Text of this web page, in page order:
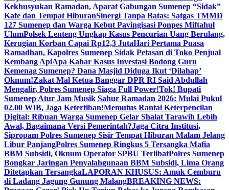
Kekhusyukan Ramadan, Aparat Gabungan Sumenep “Sidak”
Kafe dan Tempat HiburanSinergi Tanpa Batas: Satgas TMMD
127 Sumenep dan Warga Kebut Pavingisasi Ponpes Miftahul
UlumPolsek Lenteng Ungkap Kasus Pencurian Uang Berulang,
Kerugian Korban Capai Rp12,3 JutaHari Pertama Puasa
Ramadhan, Kapolres Sumenep Sidak Petasan di Toko Penjual
Kembang ApiApa Kabar Kasus Investasi Bodong Guru
Kemenag Sumenep? Dana Masjid Diduga Ikut ‘Dilahap’
Oknum!Zakat Mal Ketua Banggar DPR RI Said Abdullah
Mengalir, Polres Sumenep Siaga Full Power!Tok! Bupati
Sumenep Atur Jam Musik Sahur Ramadan 2026: Mulai Pukul
02.00 WIB, Jaga Ketertiban!Memutus Rantai Keterpencilan
Digital: Ribuan Warga Sumenep Gelar Shalat Tarawih Lebih
Awal, Bagaimana Versi Pemerintah?Jaga Citra Institusi,
Sipropam Polres Sumenep Sisir Tempat Hiburan Malam Jelang
Libur PanjangPolres Sumenep Ringkus 5 Tersangka Mafia
BBM Subsidi, Oknum Operator SPBU TerlibatPolres Sumenep
Bongkar Jaringan Penyalahgunaan BBM Subsidi, Lima Orang
Ditetapkan TersangkaLAPORAN KHUSUS: Amuk Cemburu
di Ladang Jagung Gunung MalangBREAKING NEWS: